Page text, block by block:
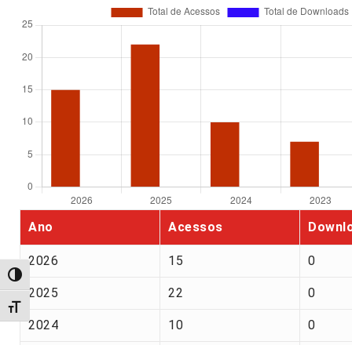
Alternar alto contraste
Alternar tamanho da fonte
Ano Acessos
2026 15 0
2025 22 0
2024 10 0